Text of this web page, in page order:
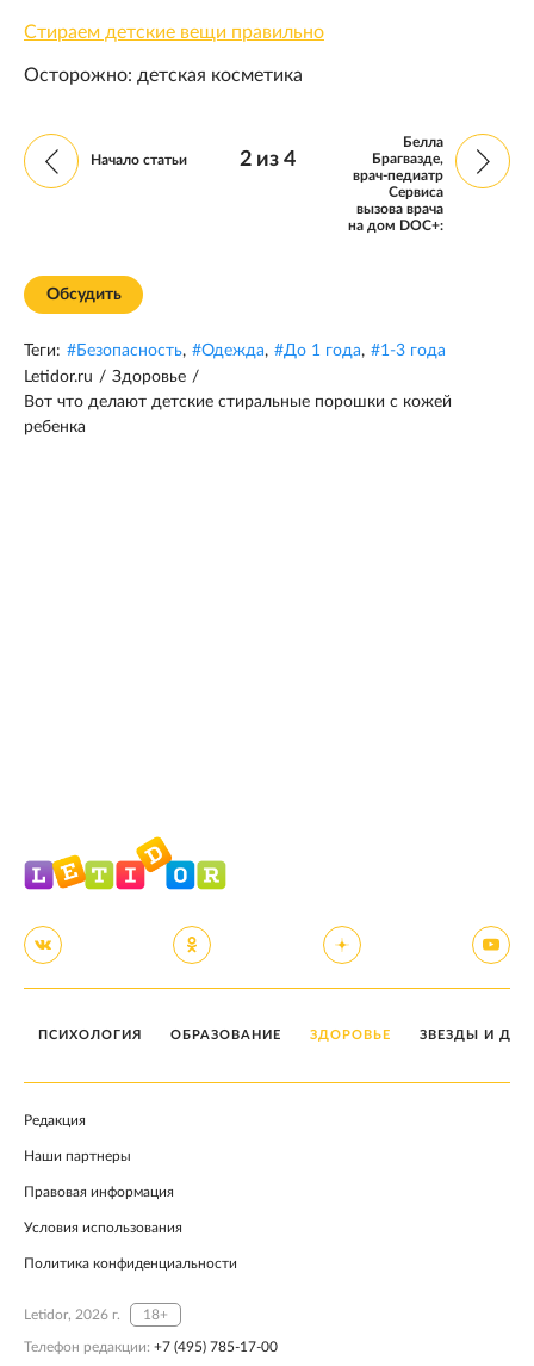
Стираем детские вещи правильно
Осторожно: детская косметика
Начало статьи 2из 4
Белла
Брагвазде,
врач-педиатр
Сервиса
вызова врача
на дом DOC+:
Обсудить
Теги: #Безопасность, #Одежда, #До 1 года, #1-3 года
Letidor.ru / Здоровье /
Вот что делают детские стиральные порошки с кожей
ребенка
ПСИХОЛОГИЯ ОБРАЗОВАНИЕ ЗДОРОВЬЕ ЗВЕЗДЫ И
Редакция
Наши партнеры
Правовая информация
Условия использования
Политика конфиденциальности
Letidor, 2026 г. 18+
Телефон редакции: +7 (495) 785-17-00